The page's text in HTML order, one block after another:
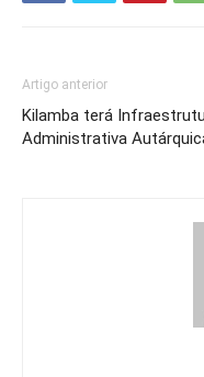
Artigo anterior
Kilamba terá
Administrativa